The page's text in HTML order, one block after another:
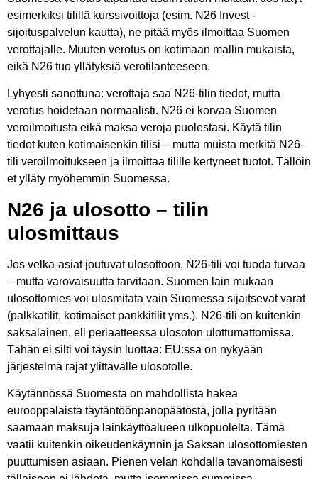
esimerkiksi tilillä kurssivoittoja (esim. N26 Invest -
sijoituspalvelun kautta), ne pitää myös ilmoittaa Suomen
verottajalle. Muuten verotus on kotimaan mallin mukaista,
eikä N26 tuo yllätyksiä verotilanteeseen.
Lyhyesti sanottuna: verottaja saa N26-tilin tiedot, mutta
verotus hoidetaan normaalisti. N26 ei korvaa Suomen
veroilmoitusta eikä maksa veroja puolestasi. Käytä tilin
tiedot kuten kotimaisenkin tilisi – mutta muista merkitä N26-
tili veroilmoitukseen ja ilmoittaa tilille kertyneet tuotot. Tällöin
et ylläty myöhemmin Suomessa.
N26 ja ulosotto – tilin
ulosmittaus
Jos velka-asiat joutuvat ulosottoon, N26-tili voi tuoda turvaa
– mutta varovaisuutta tarvitaan. Suomen lain mukaan
ulosottomies voi ulosmitata vain Suomessa sijaitsevat varat
(palkkatilit, kotimaiset pankkitilit yms.). N26-tili on kuitenkin
saksalainen, eli periaatteessa ulosoton ulottumattomissa.
Tähän ei silti voi täysin luottaa: EU:ssa on nykyään
järjestelmä rajat ylittävälle ulosotolle.
Käytännössä Suomesta on mahdollista hakea
eurooppalaista täytäntöönpanopäätöstä, jolla pyritään
saamaan maksuja lainkäyttöalueen ulkopuolelta. Tämä
vaatii kuitenkin oikeudenkäynnin ja Saksan ulosottomiesten
puuttumisen asiaan. Pienen velan kohdalla tavanomaisesti